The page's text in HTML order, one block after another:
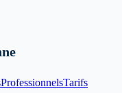
ProfessionnelsTarifs